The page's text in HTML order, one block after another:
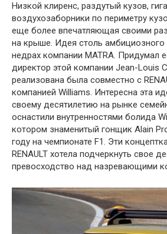
Низкой клиренс, раздутый кузов,
воздухозаборники по периметру
еще более впечатляющая своими
на крыше. Идея столь амбициозного
недрах компании MATRA. Придумал
директор этой компании Jean-Louis
реализована была совместно с
компанией Williams. Интересна эта
своему десятилетию на рынке
оснастили внутренностями болида
котором знаменитый гонщик Alain
году на чемпионате F1. Эти
RENAULT хотела подчеркнуть свое
превосходство над назревающими